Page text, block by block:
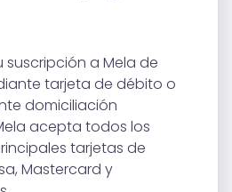
a Mela de
tarjeta de débito o
domiciliación
acepta todos los
tarjetas de
Mastercard y